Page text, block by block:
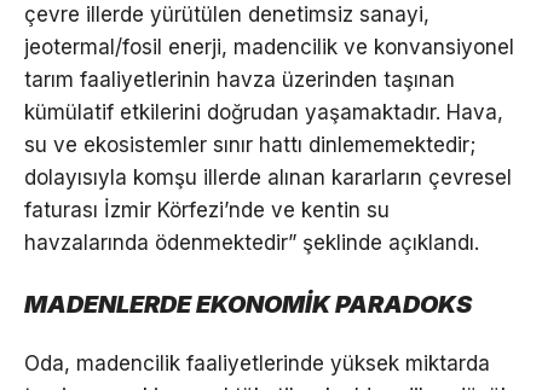
çevre illerde yürütülen denetimsiz sanayi,
jeotermal/fosil enerji, madencilik ve konvansiyonel
tarım faaliyetlerinin havza üzerinden taşınan
kümülatif etkilerini doğrudan yaşamaktadır. Hava,
su ve ekosistemler sınır hattı dinlememektedir;
dolayısıyla komşu illerde alınan kararların çevresel
faturası İzmir Körfezi’nde ve kentin su
havzalarında ödenmektedir” şeklinde açıklandı.
MADENLERDE EKONOMİK PARADOKS
Oda, madencilik faaliyetlerinde yüksek miktarda